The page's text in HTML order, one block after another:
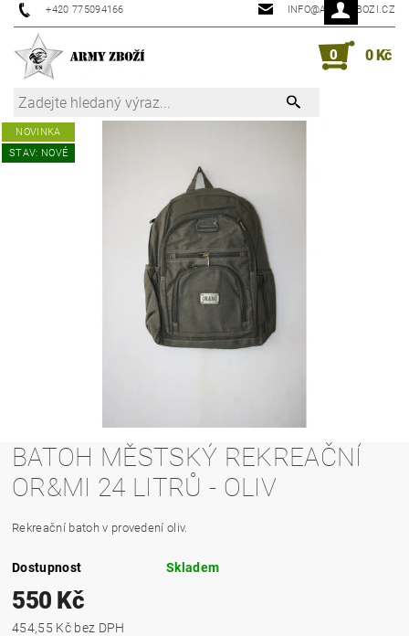
+420 775094166 INFO@ARMYZBOZI.CZ
0 0 Kč
NOVINKA
STAV: NOVÉ
BATOH MĚSTSKÝ REKREAČNÍ
OR&MI 24 LITRŮ - OLIV
Rekreační batoh v provedení oliv.
Dostupnost Skladem
550 Kč
454,55 Kč bez DPH